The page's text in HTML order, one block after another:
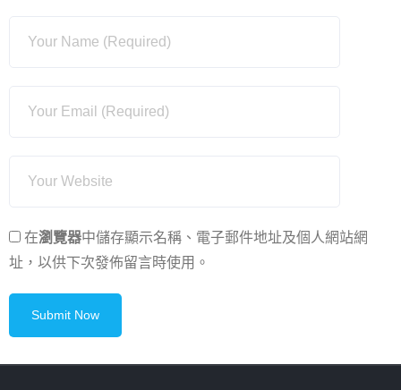
在瀏覽器中儲存顯示名稱、電子郵件地址及個人網站網
址，以供下次發佈留言時使用。